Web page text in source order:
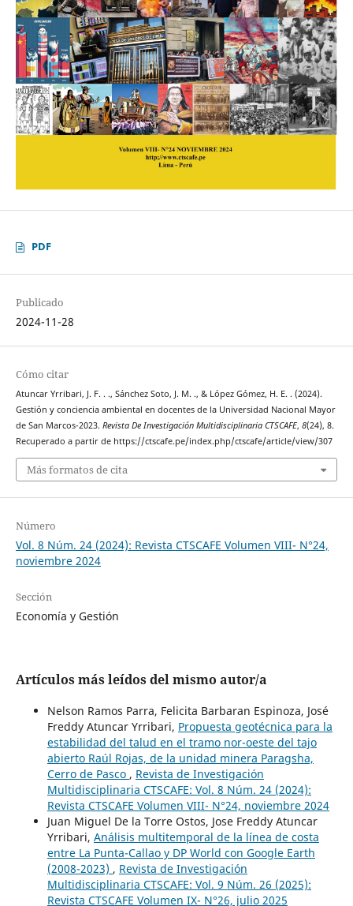
PDF
Publicado
2024-11-28
Cómo citar
Atuncar Yrribari, J. F. . ., Sánchez Soto, J. M. ., & López Gómez, H. E. . (2024).
Gestión y conciencia ambiental en docentes de la Universidad Nacional Mayor
de San Marcos-2023. Revista De Investigación Multidisciplinaria CTSCAFE, 8(24), 8.
Recuperado a partir de https://ctscafe.pe/index.php/ctscafe/article/view/307
Más formatos de cita
Número
Vol. 8 Núm. 24 (2024): Revista CTSCAFE Volumen VIII- N°24,
noviembre 2024
Sección
Economía y Gestión
Artículos más leídos del mismo autor/a
Nelson Ramos Parra, Felicita Barbaran Espinoza, José
Freddy Atuncar Yrribari, Propuesta geotécnica para la
estabilidad del talud en el tramo nor-oeste del tajo
abierto Raúl Rojas, de la unidad minera Paragsha,
Cerro de Pasco , Revista de Investigación
Multidisciplinaria CTSCAFE: Vol. 8 Núm. 24 (2024):
Revista CTSCAFE Volumen VIII- N°24, noviembre 2024
Juan Miguel De la Torre Ostos, Jose Freddy Atuncar
Yrribari, Análisis multitemporal de la línea de costa
entre La Punta-Callao y DP World con Google Earth
(2008-2023) , Revista de Investigación
Multidisciplinaria CTSCAFE: Vol. 9 Núm. 26 (2025):
Revista CTSCAFE Volumen IX- N°26, julio 2025